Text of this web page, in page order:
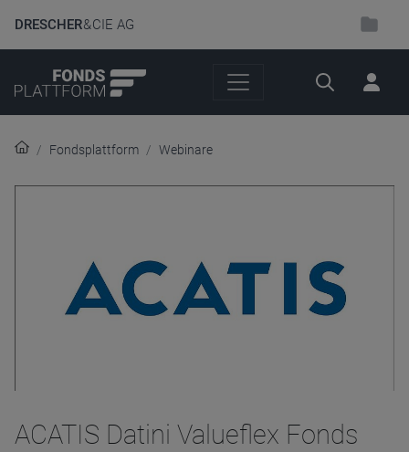
DRESCHER& CIE AG
Suche
Fondsplattform Webinare
ACATIS Datini Valueflex Fonds